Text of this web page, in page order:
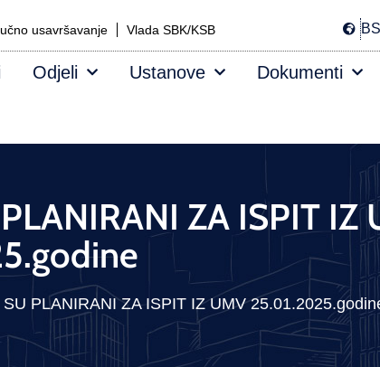
usavršavanje Vlada SBK/KSB BS
Odjeli Ustanove Dokumenti
ZA ISPIT IZ
PLANIRANI ZA ISPIT IZ UMV